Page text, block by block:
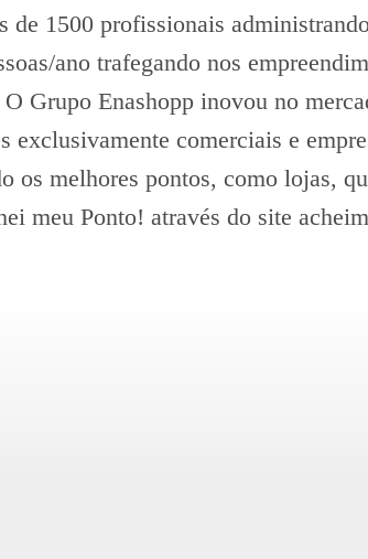
de 1500 profissionais
ano trafegando nos
Grupo Enashopp inovou no
exclusivamente comerciais e
os melhores pontos, como lojas,
meu Ponto! através do site